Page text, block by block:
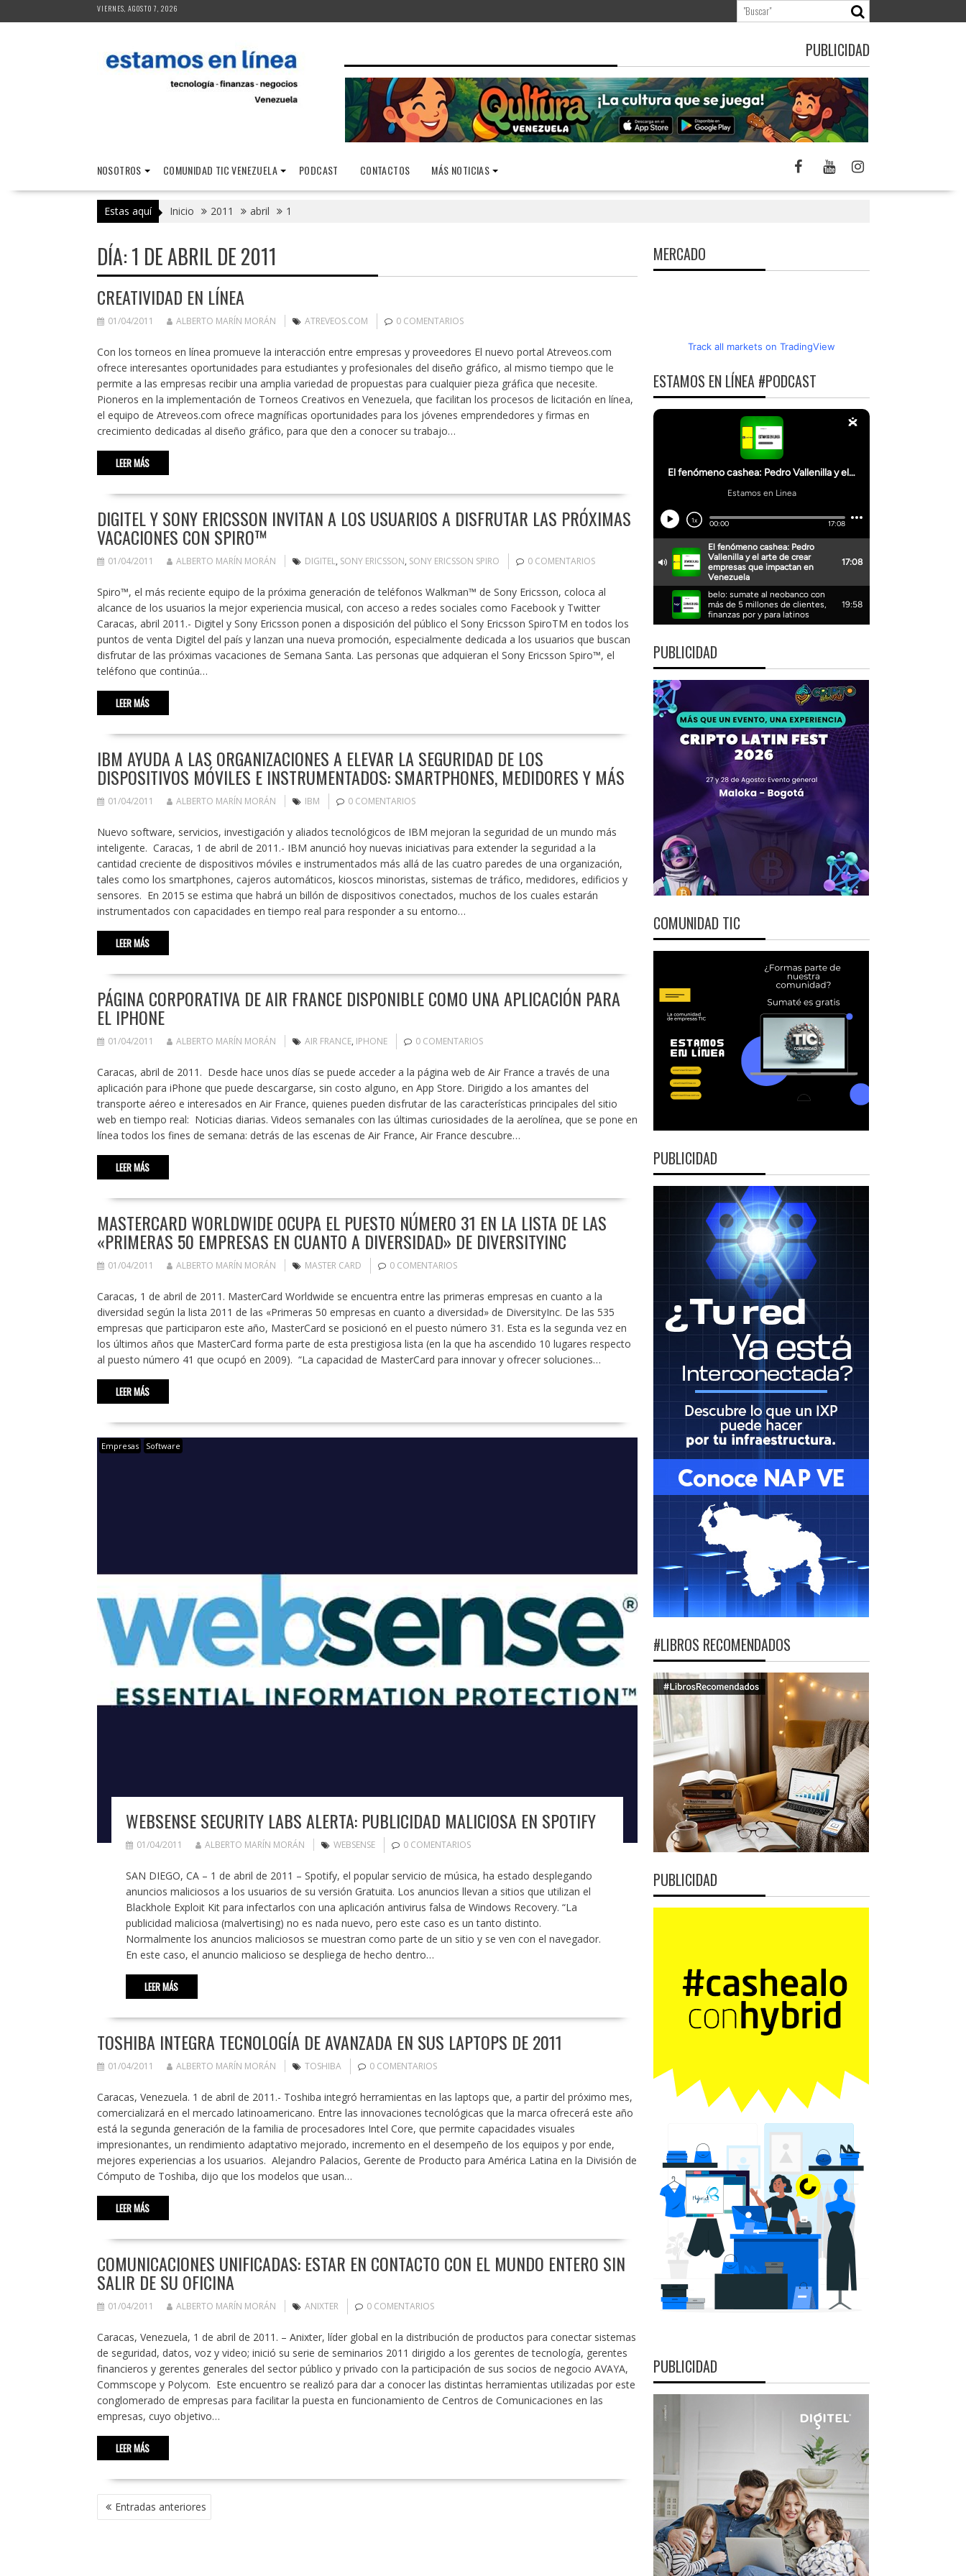
al
VIERNES, AGOSTO 7, 2026
PUBLICIDAD
NOSOTROS COMUNIDAD TIC VENEZUELA PODCAST CONTACTOS MÁS NOTICIAS
Estas aquí Inicio 2011 abril 1
DÍA:1 DE ABRIL DE 2011
CREATIVIDAD EN LÍNEA
01/04/2011 ALBERTO MARÍN MORÁN ATREVEOS.COM 0 COMENTARIOS
Con los torneos en línea promueve la interacción entre empresas y proveedores El nuevo portal Atreveos.com
ofrece interesantes oportunidades para estudiantes y profesionales del diseño gráfico, al mismo tiempo que le
permite a las empresas recibir una amplia variedad de propuestas para cualquier pieza gráfica que necesite.
Pioneros en la implementación de Torneos Creativos en Venezuela, que facilitan los procesos de licitación en línea,
el equipo de Atreveos.com ofrece magníficas oportunidades para los jóvenes emprendedores y firmas en
crecimiento dedicadas al diseño gráfico, para que den a conocer su trabajo…
LEER MÁS
DIGITEL Y SONY ERICSSON INVITAN A LOS USUARIOS A DISFRUTAR LAS PRÓXIMAS
VACACIONES CON SPIRO™
01/04/2011 ALBERTO MARÍN MORÁN DIGITEL, SONY ERICSSON, SONY ERICSSON SPIRO 0 COMENTARIOS
Spiro™, el más reciente equipo de la próxima generación de teléfonos Walkman™ de Sony Ericsson, coloca al
alcance de los usuarios la mejor experiencia musical, con acceso a redes sociales como Facebook y Twitter
Caracas, abril 2011.- Digitel y Sony Ericsson ponen a disposición del público el Sony Ericsson SpiroTM en todos los
puntos de venta Digitel del país y lanzan una nueva promoción, especialmente dedicada a los usuarios que buscan
disfrutar de las próximas vacaciones de Semana Santa. Las personas que adquieran el Sony Ericsson Spiro™, el
teléfono que continúa…
LEER MÁS
IBM AYUDA A LAS ORGANIZACIONES A ELEVAR LA SEGURIDAD DE LOS
DISPOSITIVOS MÓVILES E INSTRUMENTADOS: SMARTPHONES, MEDIDORES Y MÁS
01/04/2011 ALBERTO MARÍN MORÁN IBM 0 COMENTARIOS
Nuevo software, servicios, investigación y aliados tecnológicos de IBM mejoran la seguridad de un mundo más
inteligente. Caracas, 1 de abril de 2011.- IBM anunció hoy nuevas iniciativas para extender la seguridad a la
cantidad creciente de dispositivos móviles e instrumentados más allá de las cuatro paredes de una organización,
tales como los smartphones, cajeros automáticos, kioscos minoristas, sistemas de tráfico, medidores, edificios y
sensores. En 2015 se estima que habrá un billón de dispositivos conectados, muchos de los cuales estarán
instrumentados con capacidades en tiempo real para responder a su entorno…
LEER MÁS
PÁGINA CORPORATIVA DE AIR FRANCE DISPONIBLE COMO UNA APLICACIÓN PARA
EL IPHONE
01/04/2011 ALBERTO MARÍN MORÁN AIR FRANCE, IPHONE 0 COMENTARIOS
Caracas, abril de 2011. Desde hace unos días se puede acceder a la página web de Air France a través de una
aplicación para iPhone que puede descargarse, sin costo alguno, en App Store. Dirigido a los amantes del
transporte aéreo e interesados en Air France, quienes pueden disfrutar de las características principales del sitio
web en tiempo real: Noticias diarias. Videos semanales con las últimas curiosidades de la aerolínea, que se pone en
línea todos los fines de semana: detrás de las escenas de Air France, Air France descubre…
LEER MÁS
MASTERCARD WORLDWIDE OCUPA EL PUESTO NÚMERO 31 EN LA LISTA DE LAS
«PRIMERAS 50 EMPRESAS EN CUANTO A DIVERSIDAD» DE DIVERSITYINC
01/04/2011 ALBERTO MARÍN MORÁN MASTER CARD 0 COMENTARIOS
Caracas, 1 de abril de 2011. MasterCard Worldwide se encuentra entre las primeras empresas en cuanto a la
diversidad según la lista 2011 de las «Primeras 50 empresas en cuanto a diversidad» de DiversityInc. De las 535
empresas que participaron este año, MasterCard se posicionó en el puesto número 31. Esta es la segunda vez en
los últimos años que MasterCard forma parte de esta prestigiosa lista (en la que ha ascendido 10 lugares respecto
al puesto número 41 que ocupó en 2009). “La capacidad de MasterCard para innovar y ofrecer soluciones…
LEER MÁS
Empresas Software
WEBSENSE SECURITY LABS ALERTA: PUBLICIDAD MALICIOSA EN SPOTIFY
01/04/2011 ALBERTO MARÍN MORÁN WEBSENSE 0 COMENTARIOS
SAN DIEGO, CA – 1 de abril de 2011 – Spotify, el popular servicio de música, ha estado desplegando
anuncios maliciosos a los usuarios de su versión Gratuita. Los anuncios llevan a sitios que utilizan el
Blackhole Exploit Kit para infectarlos con una aplicación antivirus falsa de Windows Recovery. “La
publicidad maliciosa (malvertising) no es nada nuevo, pero este caso es un tanto distinto.
Normalmente los anuncios maliciosos se muestran como parte de un sitio y se ven con el navegador.
En este caso, el anuncio malicioso se despliega de hecho dentro…
LEER MÁS
TOSHIBA INTEGRA TECNOLOGÍA DE AVANZADA EN SUS LAPTOPS DE 2011
01/04/2011 ALBERTO MARÍN MORÁN TOSHIBA 0 COMENTARIOS
Caracas, Venezuela. 1 de abril de 2011.- Toshiba integró herramientas en las laptops que, a partir del próximo mes,
comercializará en el mercado latinoamericano. Entre las innovaciones tecnológicas que la marca ofrecerá este año
está la segunda generación de la familia de procesadores Intel Core, que permite capacidades visuales
impresionantes, un rendimiento adaptativo mejorado, incremento en el desempeño de los equipos y por ende,
mejores experiencias a los usuarios. Alejandro Palacios, Gerente de Producto para América Latina en la División de
Cómputo de Toshiba, dijo que los modelos que usan…
LEER MÁS
COMUNICACIONES UNIFICADAS: ESTAR EN CONTACTO CON EL MUNDO ENTERO SIN
SALIR DE SU OFICINA
01/04/2011 ALBERTO MARÍN MORÁN ANIXTER 0 COMENTARIOS
Caracas, Venezuela, 1 de abril de 2011. – Anixter, líder global en la distribución de productos para conectar sistemas
de seguridad, datos, voz y video; inició su serie de seminarios 2011 dirigido a los gerentes de tecnología, gerentes
financieros y gerentes generales del sector público y privado con la participación de sus socios de negocio AVAYA,
Commscope y Polycom. Este encuentro se realizó para dar a conocer las distintas herramientas utilizadas por este
conglomerado de empresas para facilitar la puesta en funcionamiento de Centros de Comunicaciones en las
empresas, cuyo objetivo…
LEER MÁS
NAVEGACIÓN
DE Entradas anteriores
MERCADO
Track all markets on TradingView
ESTAMOS EN LÍNEA #PODCAST
PUBLICIDAD
COMUNIDAD TIC
PUBLICIDAD
#LIBROS RECOMENDADOS
PUBLICIDAD
PUBLICIDAD